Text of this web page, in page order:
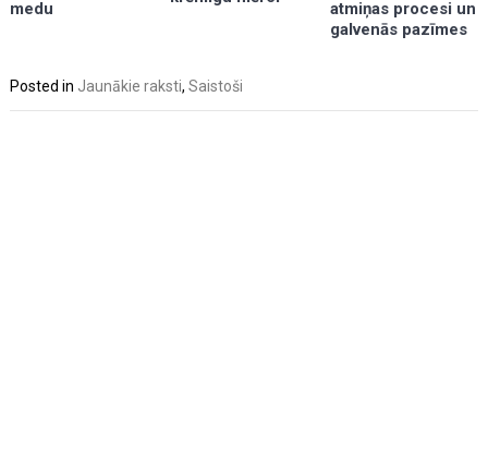
medu
atmiņas procesi un
galvenās pazīmes
Posted in Jaunākie raksti,Saistoši